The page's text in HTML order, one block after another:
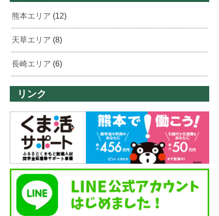
熊本エリア (12)
天草エリア (8)
長崎エリア (6)
リンク